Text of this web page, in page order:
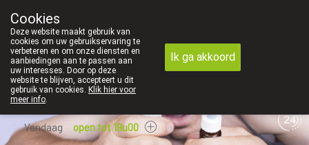
persoonlijk contact in de apotheek zeer belangrijk, vandaar dat
02/5135502
Vandaag open tot 19u00
Cookies
Deze website maakt gebruik van
cookies om uw gebruikservaring te
verbeteren en om onze diensten en
aanbiedingen aan te passen aan
uw interesses. Door op deze
website te blijven, accepteert u dit
gebruik van cookies. Klik hier voor
meer info.
Ik ga akkoord